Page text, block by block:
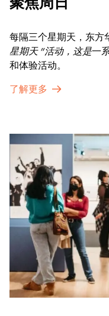
每隔三个星期天，东方
星期天 "活动，这是一
和体验活动。
了解更多